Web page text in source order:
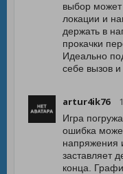
выбор
локации и
держать в
прокачки
Идеально
себе вызов
artur4ik76
Игра
ошибка
напряжения
заставляет
конца.